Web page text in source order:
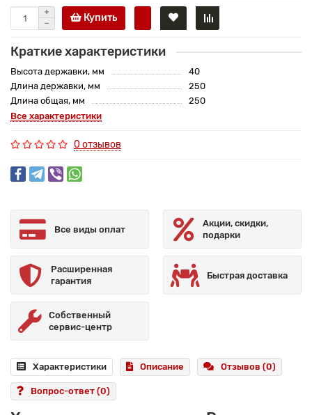
Купить
Краткие характеристики
Высота державки, мм
40
Длина державки, мм
250
Длина общая, мм
250
Все характеристики
0 отзывов
Все виды оплат
Акции, скидки,
подарки
Расширенная
гарантия
Быстрая доставка
Собственный
сервис-центр
Характеристики Описание Отзывов (0)
Вопрос-ответ (0)